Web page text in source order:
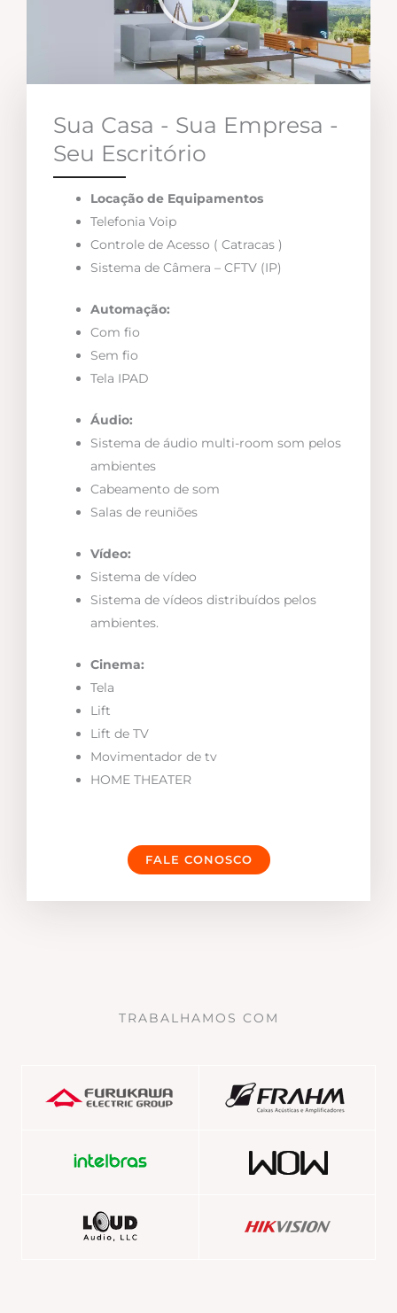
Sua Casa - Sua Empresa -
Seu Escritório
Locação de Equipamentos
Telefonia Voip
Controle de Acesso ( Catracas )
Sistema de Câmera – CFTV (IP)
Automação:
Com fio
Sem fio
Tela IPAD
Áudio:
Sistema de áudio multi-room som pelos
ambientes
Cabeamento de som
Salas de reuniões
Vídeo:
Sistema de vídeo
Sistema de vídeos distribuídos pelos
ambientes.
Cinema:
Tela
Lift
Lift de TV
Movimentador de tv
HOME THEATER
FALE CONOSCO
TRABALHAMOS COM